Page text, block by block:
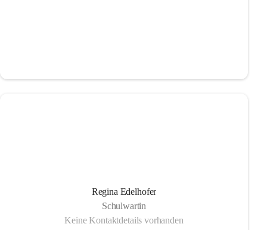
Regina Edelhofer
Schulwartin
Keine Kontaktdetails vorhanden